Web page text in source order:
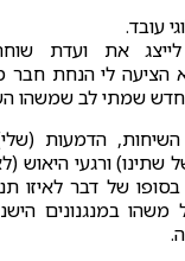
עובד.
את ועדת
הציעה לי הנחת
שמתי לב שמשהו
הדמעות
ורגעי היאוש
בסופו של דבר לאיזו
משהו במנגנונים